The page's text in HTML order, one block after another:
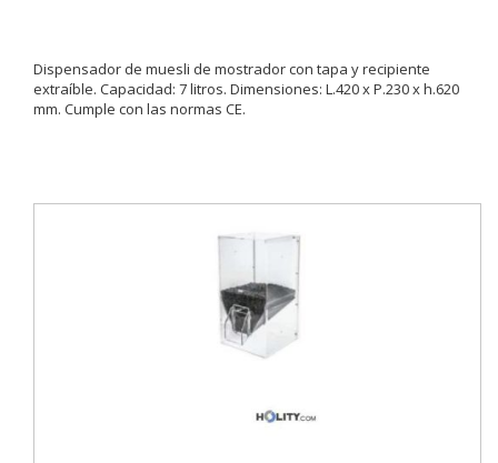
Dispensador de muesli de mostrador con tapa y recipiente
extraíble. Capacidad: 7 litros. Dimensiones: L.420 x P.230 x h.620
mm. Cumple con las normas CE.